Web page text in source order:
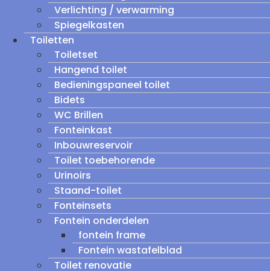
Verlichting / verwarming
Spiegelkasten
Toiletten
Toiletset
Hangend toilet
Bedieningspaneel toilet
Bidets
WC Brillen
Fonteinkast
Inbouwreservoir
Toilet toebehorende
Urinoirs
Staand-toilet
Fonteinsets
Fontein onderdelen
fontein frame
Fontein wastafelblad
Toilet renovatie